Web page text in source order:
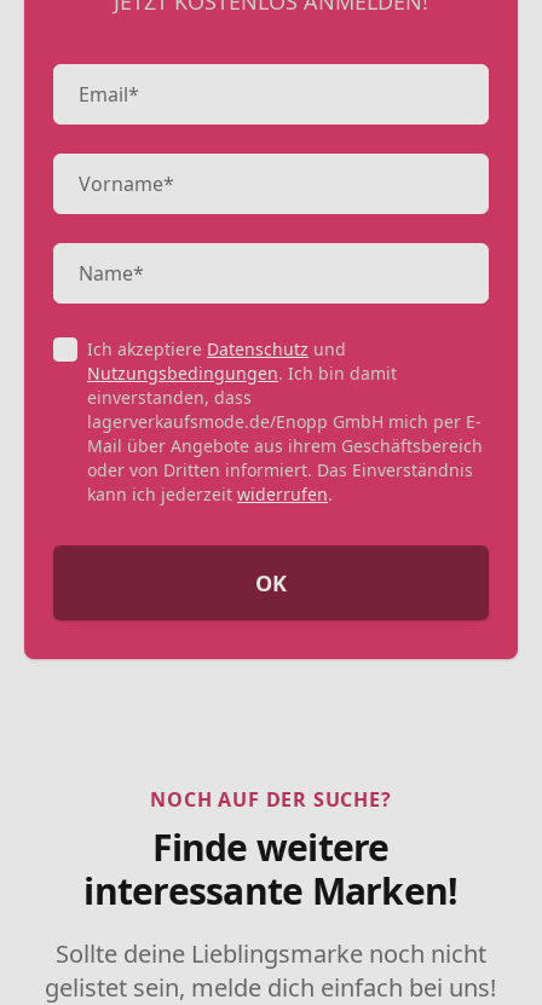
Ich akzeptiere Datenschutz und
Nutzungsbedingungen. Ich bin damit
einverstanden, dass
lagerverkaufsmode.de/Enopp GmbH mich per E-
Mail über Angebote aus ihrem Geschäftsbereich
oder von Dritten informiert. Das Einverständnis
kann ich jederzeit widerrufen.
OK
NOCH AUF DER SUCHE?
Finde weitere
interessante Marken!
Sollte deine Lieblingsmarke noch nicht
gelistet sein, melde dich einfach bei uns!